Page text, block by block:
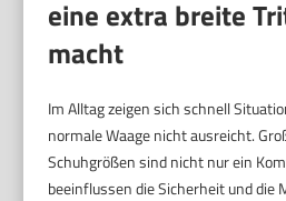
eine extra breite
macht
Im Alltag zeigen sich schnell
normale Waage nicht ausreicht.
Schuhgrößen sind nicht nur ein
beeinflussen die Sicherheit und die